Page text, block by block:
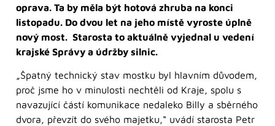
oprava. Ta by měla být hotová zhruba na konci
listopadu. Do dvou let na jeho místě vyroste úplně
nový most. Starosta to aktuálně vyjednal u vedení
krajské Správy a údržby silnic.
„Špatný technický stav mostku byl hlavním důvodem,
proč jsme ho v minulosti nechtěli od Kraje, spolu s
navazující částí komunikace nedaleko Billy a sběrného
dvora, převzít do svého majetku,“ uvádí starosta Petr